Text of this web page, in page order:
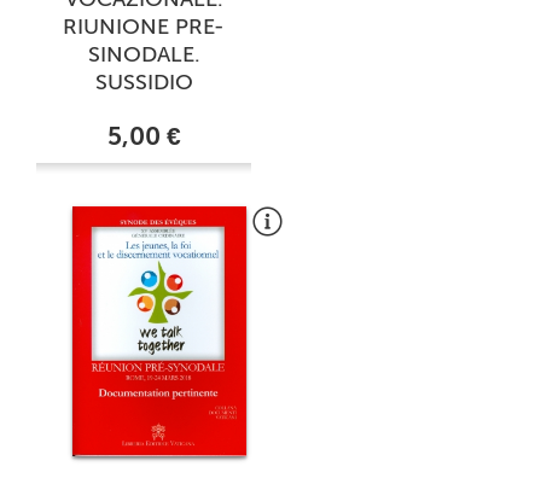
RIUNIONE PRE-
SINODALE.
SUSSIDIO
5,00 €